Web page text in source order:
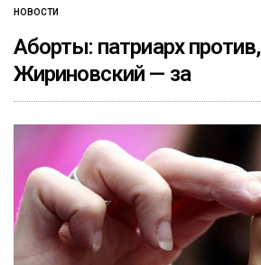
НОВОСТИ
Аборты: патриарх против,
Жириновский — за